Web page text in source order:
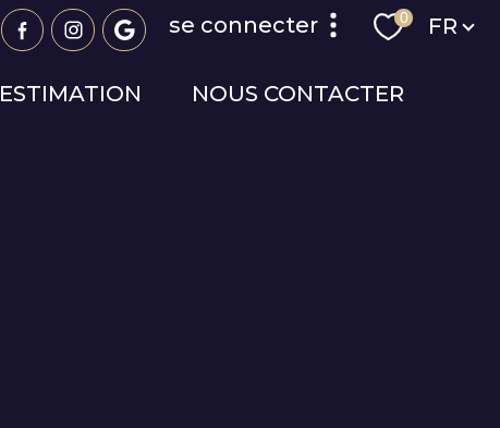
se connecter
espace propriétaire
0 Langue
FR
ESTIMATION NOUS CONTACTER